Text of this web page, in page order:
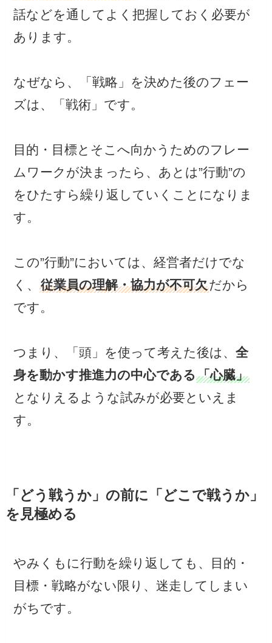
話などを通してよく把握しておく必要が
あります。
なぜなら、「戦略」を決めた後のフェー
ズは、「戦術」です。
目的・目標とそこへ向かうためのフレー
ムワークが決まったら、あとは”行動”の
をひたすら繰り返していくことになりま
す。
この”行動”においては、経営者だけでな
く、従業員の理解・協力が不可欠だから
です。
つまり、「頭」を使って考えた後は、全
身を動かす推進力の中心である「心臓」
となりえるような試みが必要といえま
す。
「どう戦うか」の前に「どこで戦うか」
を見極める
やみくもに行動を繰り返しても、目的・
目標・戦略がない限り、迷走してしまい
がちです。